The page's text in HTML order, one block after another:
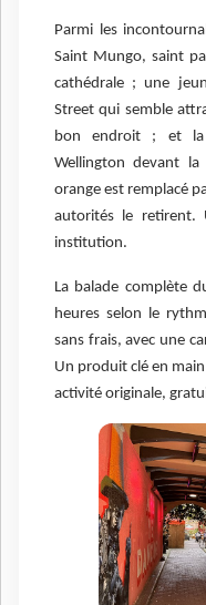
Parmi les
Saint Mungo, saint
cathédrale ; une
Street qui semble
bon endroit ; et la
Wellington devant
orange est remplacé
autorités le retirent.
institution.
La balade complète
heures selon le
sans frais, avec une
Un produit clé en
activité originale,